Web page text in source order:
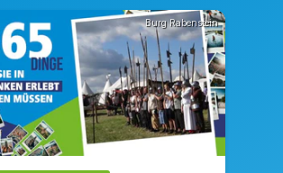
Burg Rabenstein